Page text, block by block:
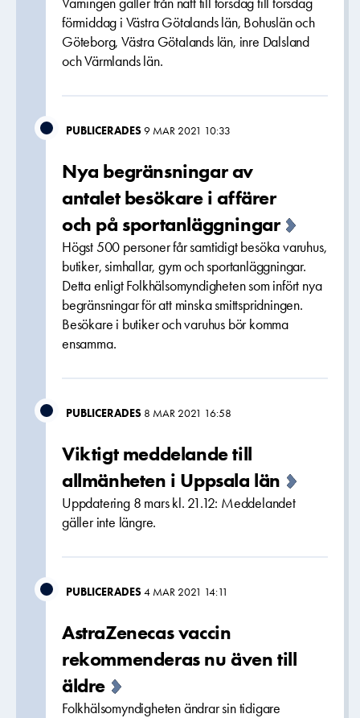
förmiddag i Västra Götalands län, Bohuslän och
Göteborg, Västra Götalands län, inre Dalsland
och Värmlands län.
PUBLICERADES9 MAR 2021 10:33
Nya begränsningar av
antalet besökare i affärer
och på sportanläggningar
Högst 500 personer får samtidigt besöka varuhus,
butiker, simhallar, gym och sportanläggningar.
Detta enligt Folkhälsomyndigheten som infört nya
begränsningar för att minska smittspridningen.
Besökare i butiker och varuhus bör komma
ensamma.
PUBLICERADES 8 MAR 2021 16:58
Viktigt meddelande till
allmänheten i Uppsala län
Uppdatering 8 mars kl. 21.12: Meddelandet
gäller inte längre.
PUBLICERADES4 MAR 2021 14:11
AstraZenecas vaccin
rekommenderas nu även till
äldre
Folkhälsomyndigheten ändrar sin tidigare